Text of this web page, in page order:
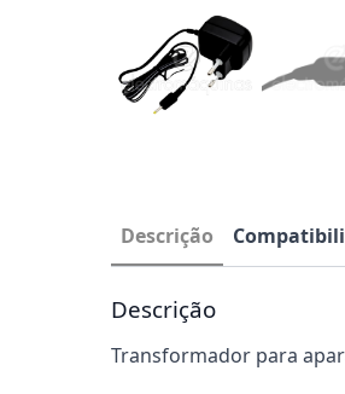
Descrição
Descrição
Transformador para